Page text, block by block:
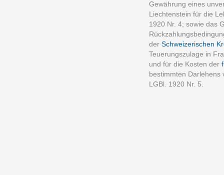
Gewährung eines
Liechtenstein für die
1920 Nr. 4; sowie das
der Schweizerischen
Teuerungszulage in
und für die Kosten der
bestimmten
LGBl. 1920 Nr. 5.